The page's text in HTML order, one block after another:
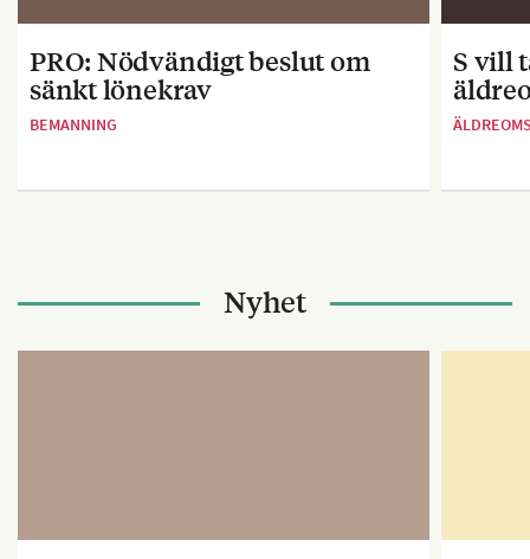
PRO: Nödvändigt beslut om
sänkt lönekrav
BEMANNING
S vill
Nyhet